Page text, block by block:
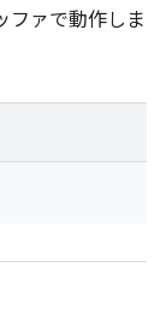
ファで動作しま